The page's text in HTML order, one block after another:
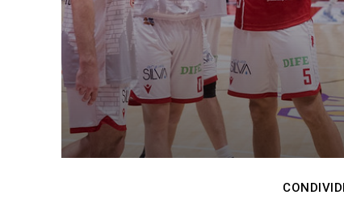
CONDIVIDI